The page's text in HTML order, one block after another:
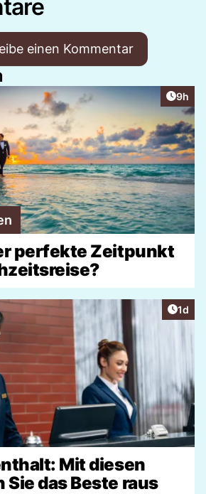
einen Kommentar
9h
perfekte Zeitpunkt
1d
Mit diesen
Sie das Beste raus